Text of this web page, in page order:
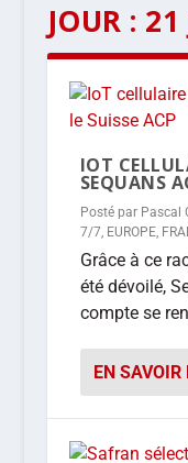
JOUR : 21
IOT
SEQUANS
Posté par Pascal
7/7, EUROPE,
Grâce à ce
été dévoilé,
compte se
EN SAVOIR